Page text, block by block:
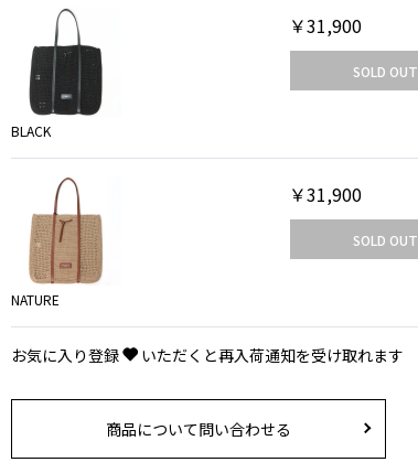
BLACK
￥31,900
SOLD OUT
NATURE
￥31,900
SOLD OUT
お気に入り登録 いただくと再入荷通知を受け取れます
商品について問い合わせる